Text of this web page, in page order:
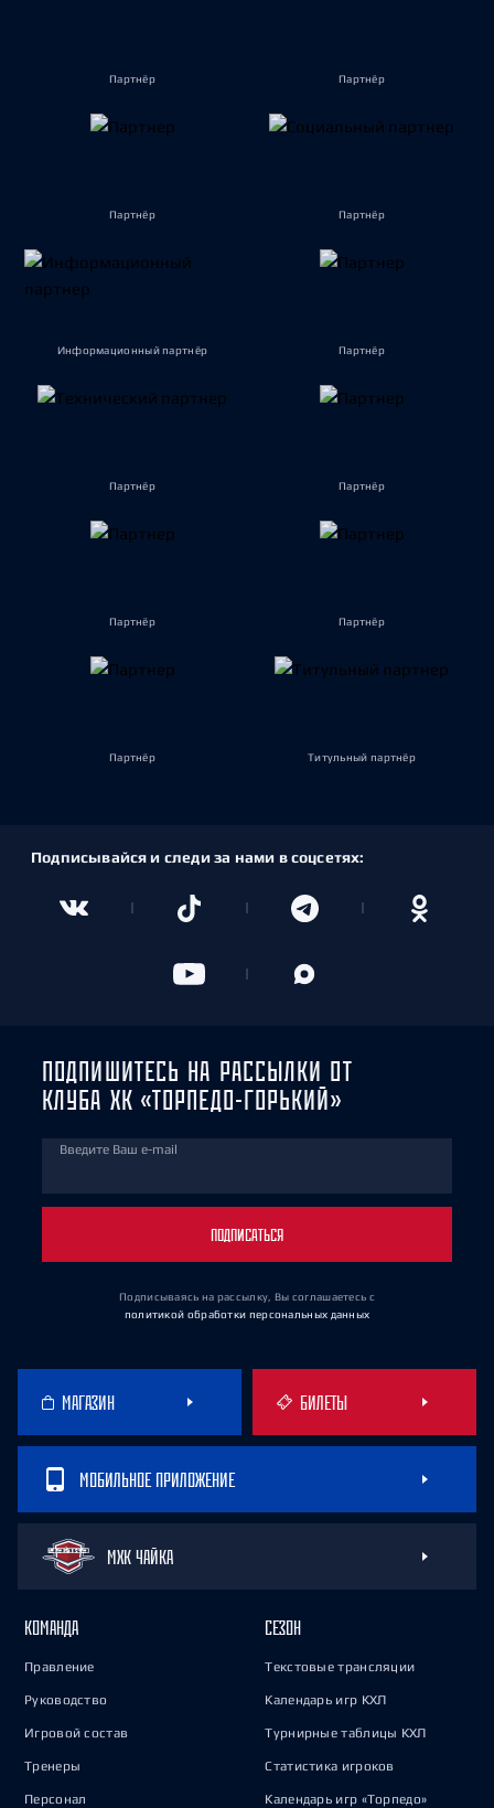
Партнёр Партнёр
Партнёр Партнёр
Информационный партнёр Партнёр
Партнёр Партнёр
Партнёр Партнёр
Партнёр Титульный партнёр
Подписывайся и следи за нами в соцсетях:
ПОДПИШИТЕСЬ НА РАССЫЛКИ ОТ
КЛУБА ХК «ТОРПЕДО-ГОРЬКИЙ»
Введите Ваш e-mail
ПОДПИСАТЬСЯ
Подписываясь на рассылку, Вы соглашаетесь с
политикой обработки персональных данных
МАГАЗИН БИЛЕТЫ
МОБИЛЬНОЕ ПРИЛОЖЕНИЕ
МХК ЧАЙКА
КОМАНДА
Правление
Руководство
Игровой состав
Тренеры
Персонал
СЕЗОН
Текстовые трансляции
Календарь игр КХЛ
Турнирные таблицы КХЛ
Статистика игроков
Календарь игр «Торпедо»